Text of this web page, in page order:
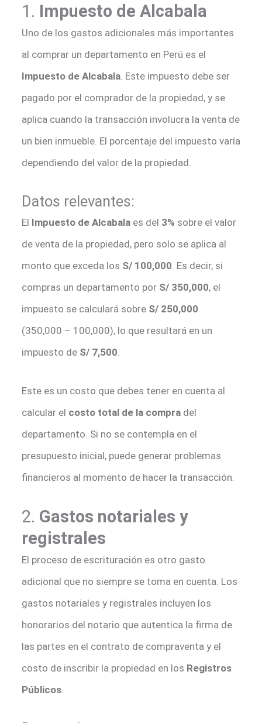
1. Impuesto de Alcabala
Uno de los gastos adicionales más importantes
al comprar un departamento en Perú es el
Impuesto de Alcabala. Este impuesto debe ser
pagado por el comprador de la propiedad, y se
aplica cuando la transacción involucra la venta de
un bien inmueble. El porcentaje del impuesto varía
dependiendo del valor de la propiedad.
Datos relevantes:
El Impuesto de Alcabalaes del 3% sobre el valor
de venta de la propiedad, pero solo se aplica al
monto que exceda los S/ 100,000 . Es decir, si
compras un departamento por S/ 350,000, el
impuesto se calculará sobre S/ 250,000
(350,000 – 100,000), lo que resultará en un
impuesto de S/ 7,500
Este es un costo que debes tener en cuenta al
calcular el costo total de la compradel
departamento. Si no se contempla en el
presupuesto inicial, puede generar problemas
financieros al momento de hacer la transacción.
2. Gastos notariales y
registrales
El proceso de escrituración es otro gasto
adicional que no siempre se toma en cuenta. Los
gastos notariales y registrales incluyen los
honorarios del notario que autentica la firma de
las partes en el contrato de compraventa y el
costo de inscribir la propiedad en los Registros
Públicos.